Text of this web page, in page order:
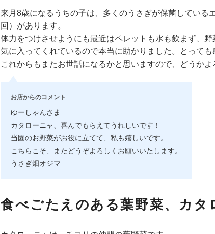
来月8歳になるうちの子は、多くのうさぎが保菌してい
回）があります。
体力をつけさせようにも最近はペレットも水も飲まず、
気に入ってくれているので本当に助かりました。とっても
これからもまたお世話になるかと思いますので、どうかよ
お店からのコメント
ゆーしゃんさま
カタローニャ、喜んでもらえてうれしいです！
当園のお野菜がお役に立てて、私も嬉しいです。
こちらこそ、またどうぞよろしくお願いいたします。
うさぎ畑オジマ
食べごたえのある葉野菜、カタ